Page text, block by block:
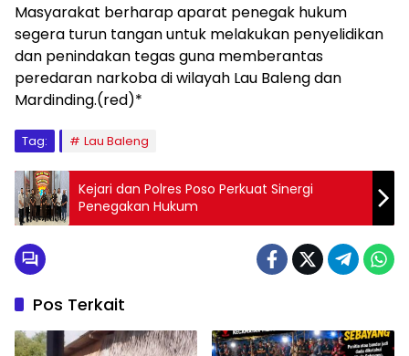
Masyarakat berharap aparat penegak hukum
segera turun tangan untuk melakukan penyelidikan
dan penindakan tegas guna memberantas
peredaran narkoba di wilayah Lau Baleng dan
Mardinding.(red)*
Tag: Lau Baleng
Kejari dan Polres Poso Perkuat Sinergi
Penegakan Hukum
Pos Terkait